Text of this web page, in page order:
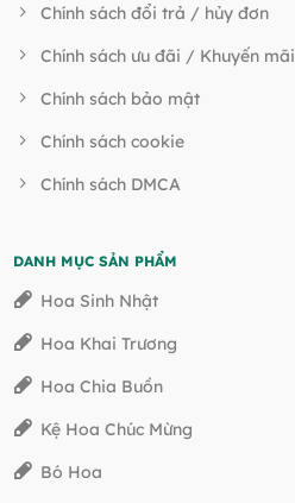
Chính sách đổi trả / hủy đơn
Chính sách ưu đãi / Khuyến mãi
Chính sách bảo mật
Chính sách cookie
Chính sách DMCA
DANH MỤC SẢN PHẨM
Hoa Sinh Nhật
Hoa Khai Trương
Hoa Chia Buồn
Kệ Hoa Chúc Mừng
Bó Hoa